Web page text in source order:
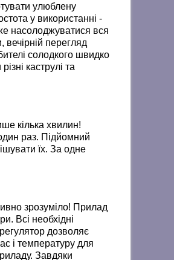
улюблену
у використанні -
насолоджуватися вся
вечірній перегляд
солодкого швидко
каструлі та
кілька хвилин!
раз. Підйомний
їх. За одне
зрозуміло! Прилад
Всі необхідні
дозволяє
і температуру для
Завдяки